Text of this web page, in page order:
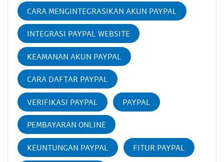
CARA MENGINTEGRASIKAN AKUN PAYPAL
INTEGRASI PAYPAL WEBSITE
KEAMANAN AKUN PAYPAL
CARA DAFTAR PAYPAL
VERIFIKASI PAYPAL PAYPAL
PEMBAYARAN ONLINE
KEUNTUNGAN PAYPAL FITUR PAYPAL